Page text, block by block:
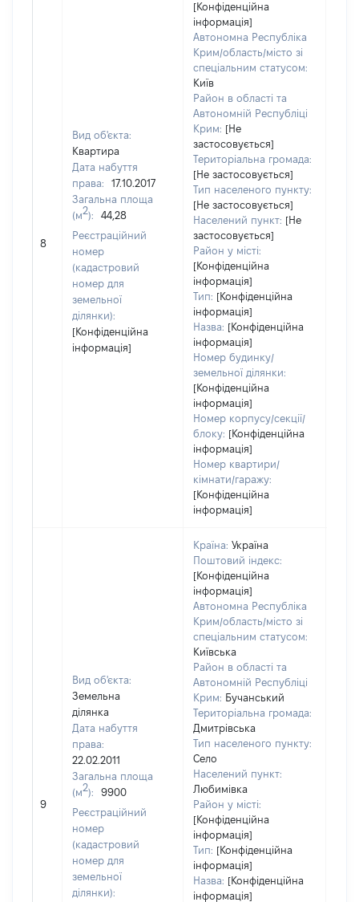
8
Вид об'єкта:
Квартира
Дата набуття
права:
17.10.2017
Загальна площа
(м2):
44,28
Реєстраційний
номер
(кадастровий
номер для
земельної
ділянки):
[Конфіденційна
інформація]
[Конфіденційна
інформація]
Автономна Республіка
Крим/область/місто зі
спеціальним статусом:
Київ
Район в області та
Автономній Республіці
Крим: [Не
застосовується]
Територіальна громада:
[Не застосовується]
Тип населеного пункту:
[Не застосовується]
Населений пункт: [Не
застосовується]
Район у місті:
[Конфіденційна
інформація]
Тип: [Конфіденційна
інформація]
Назва: [Конфіденційна
інформація]
Номер будинку/
земельної ділянки:
[Конфіденційна
інформація]
Номер корпусу/секції/
блоку: [Конфіденційна
інформація]
Номер квартири/
кімнати/гаражу:
[Конфіденційна
інформація]
9
Вид об'єкта:
Земельна
ділянка
Дата набуття
права:
22.02.2011
Загальна площа
(м2):
9900
Реєстраційний
номер
(кадастровий
номер для
земельної
ділянки):
Країна: Україна
Поштовий індекс:
[Конфіденційна
інформація]
Автономна Республіка
Крим/область/місто зі
спеціальним статусом:
Київська
Район в області та
Автономній Республіці
Крим: Бучанський
Територіальна громада:
Дмитрівська
Тип населеного пункту:
Село
Населений пункт:
Любимівка
Район у місті:
[Конфіденційна
інформація]
Тип: [Конфіденційна
інформація]
Назва: [Конфіденційна
інформація]